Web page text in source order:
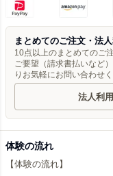
まとめてのご注文・法
10点以上のまとめてのご
ご要望（請求書払いなど
りお気軽にお問い合わせく
法人利
体験の流れ
【体験の流れ】